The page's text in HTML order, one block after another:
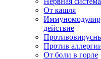
От кашля
действие
Против
От боли в горле